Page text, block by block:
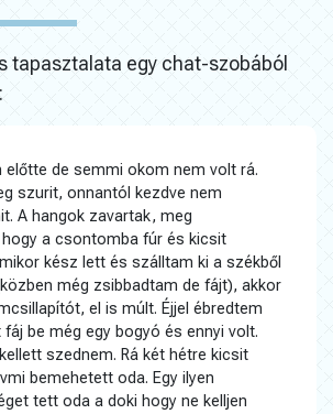
tapasztalata egy chat-szobából
előtte de semmi okom nem volt rá.
szurit, onnantól kezdve nem
A hangok zavartak, meg
a csontomba fúr és kicsit
kész lett és szálltam ki a székből
még zsibbadtam de fájt), akkor
el is múlt. Éjjel ébredtem
be még egy bogyó és ennyi volt.
szednem. Rá két hétre kicsit
bemehetett oda. Egy ilyen
tett oda a doki hogy ne kelljen